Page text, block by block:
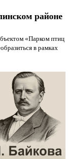
районе
«Парком птиц
в рамках